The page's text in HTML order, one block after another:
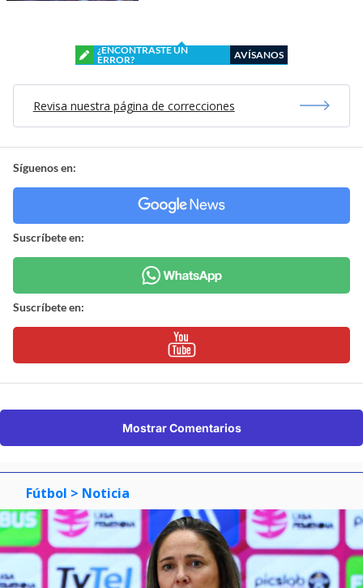
¿ENCONTRASTE UN
ERROR?
AVÍSANOS
Revisa nuestra página de correcciones
Síguenos en:
Suscríbete en:
Suscríbete en:
Mostrar Comentarios
Fútbol > Noticia